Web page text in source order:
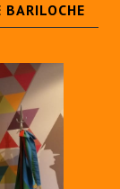
BARILOCHE